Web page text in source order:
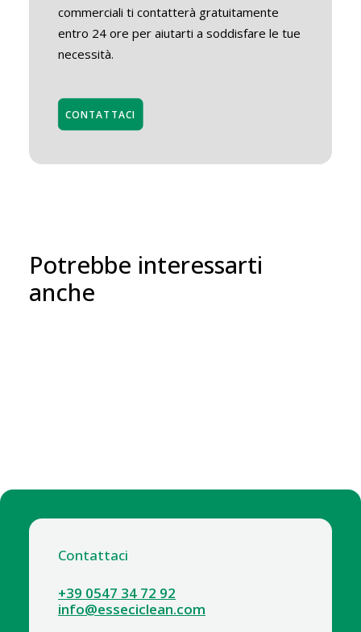
commerciali ti contatterà gratuitamente
entro 24 ore per aiutarti a soddisfare le tue
necessità.
CONTATTACI
Potrebbe interessarti
anche
Contattaci
+39 0547 34 72 92
info@esseciclean.com